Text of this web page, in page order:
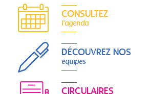
CONSULTEZ
l'agenda
DÉCOUVREZ NOS
équipes
CIRCULAIRES